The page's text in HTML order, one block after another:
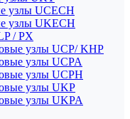
узлы UCECH
узлы UKECH
/ PX
узлы UCP/ KHP
узлы UCPA
узлы UCPH
узлы UKP
узлы UKPA